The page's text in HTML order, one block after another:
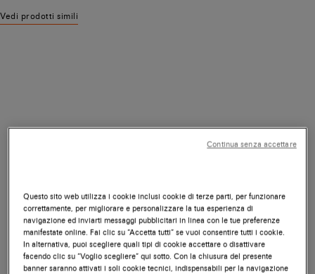
Vedi prodotti simili
Questo sito web utilizza i cookie inclusi cookie di terze parti, per funzionare
correttamente, per migliorare e personalizzare la tua esperienza di
navigazione ed inviarti messaggi pubblicitari in linea con le tue preferenze
manifestate online. Fai clic su “Accetta tutti” se vuoi consentire tutti i cookie.
In alternativa, puoi scegliere quali tipi di cookie accettare o disattivare
facendo clic su “Voglio scegliere” qui sotto. Con la chiusura del presente
banner saranno attivati i soli cookie tecnici, indispensabili per la navigazione
Continua senza accettare